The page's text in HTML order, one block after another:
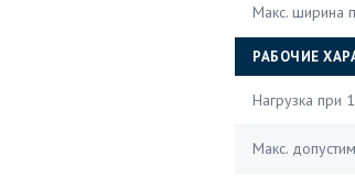
Макс. ширина
РАБОЧИЕ
Нагрузка при
Макс.